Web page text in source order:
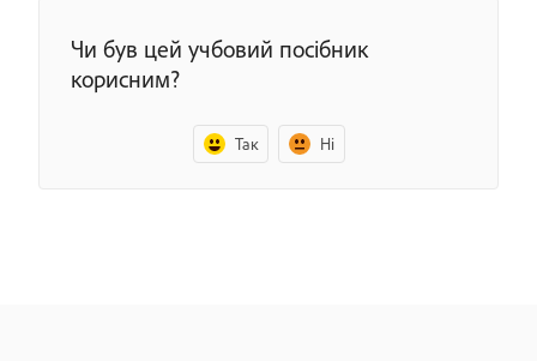
Чи був цей учбовий посібник
корисним?
Так Ні